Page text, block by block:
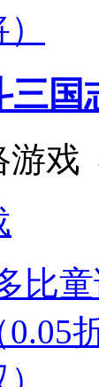
三国
游戏